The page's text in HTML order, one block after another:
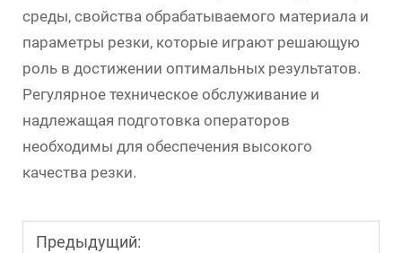
среды, свойства обрабатываемого материала и
параметры резки, которые играют решающую
роль в достижении оптимальных результатов.
Регулярное техническое обслуживание и
надлежащая подготовка операторов
необходимы для обеспечения высокого
качества резки.
Предыдущий: